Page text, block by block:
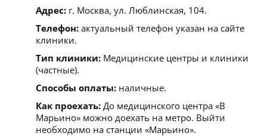
Адрес: г. Москва, ул. Люблинская, 104.
Телефон: актуальный телефон указан на сайте
клиники.
Тип клиники: Медицинские центры и клиники
(частные).
Способы оплаты: наличные.
Как проехать: До медицинского центра «В
Марьино» можно доехать на метро. Выйти
необходимо на станции «Марьино».